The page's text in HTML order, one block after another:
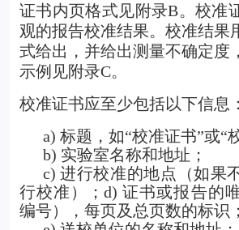
证书内页格式见附录B。校准
观的报告校准结果。校准结果
式给出，并给出测量不确定度
示例见附录C。
校准证书应至少包括以下信息：
a) 标题，如“校准证书”或“
b) 实验室名称和地址；
c) 进行校准的地点（如果
行校准）；d) 证书或报告的
编号），每页及总页数的标识；